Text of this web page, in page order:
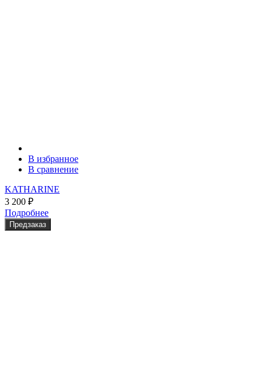
В избранное
В сравнение
KATHARINE
3 200 ₽
Подробнее
Предзаказ